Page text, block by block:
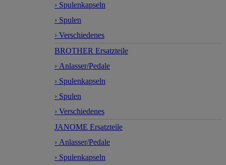
› Spulenkapseln
› Spulen
› Verschiedenes
BROTHER Ersatzteile
› Anlasser/Pedale
› Spulenkapseln
› Spulen
› Verschiedenes
JANOME Ersatzteile
› Anlasser/Pedale
› Spulenkapseln